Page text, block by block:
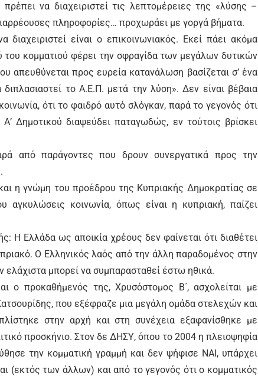
να διαχειριστεί τις λεπτομέρειες της «λύσης –
πληροφορίες… προχωράει με γοργά βήματα.
είναι ο επικοινωνιακός. Εκεί πάει ακόμα
κομματιού φέρει την σφραγίδα των μεγάλων δυτικών
απευθύνεται προς ευρεία κατανάλωση βασίζεται σ’ ένα
το Α.Ε.Π. μετά την λύση». Δεν είναι βέβαια
ότι το φαιδρό αυτό σλόγκαν, παρά το γεγονός ότι
Δημοτικού διαψεύδει παταγωδώς, εν τούτοις βρίσκει
από παράγοντες που δρουν συνεργατικά προς την
η γνώμη του προέδρου της Κυπριακής Δημοκρατίας σε
αγκυλώσεις κοινωνία, όπως είναι η κυπριακή, παίζει
Η Ελλάδα ως αποικία χρέους δεν φαίνεται ότι διαθέτει
Ο Ελληνικός λαός από την άλλη παραδομένος στην
ελάχιστα μπορεί να συμπαρασταθεί έστω ηθικά.
ο προκαθήμενός της, Χρυσόστομος Β΄, ασχολείται με
που εξέφραζε μια μεγάλη ομάδα στελεχών και
στην αρχή και στη συνέχεια εξαφανίσθηκε με
προσκήνιο. Στον δε ΔΗΣΥ, όπου το 2004 η πλειοψηφία
την κομματική γραμμή και δεν ψήφισε ΝΑΙ, υπάρχει
(εκτός των άλλων) και από το γεγονός ότι ο κομματικός